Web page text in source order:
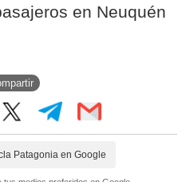
en Neuquén
Patagonia en Google